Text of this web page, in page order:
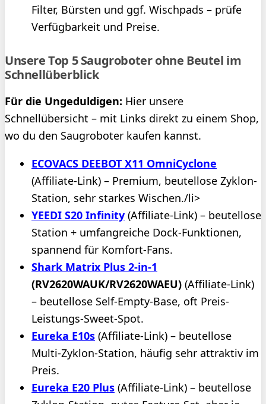
Filter, Bürsten und ggf. Wischpads – prüfe
Verfügbarkeit und Preise.
Unsere Top 5 Saugroboter ohne Beutel im
Schnellüberblick
Für die Ungeduldigen: Hier unsere
Schnellübersicht – mit Links direkt zu einem Shop,
wo du den Saugroboter kaufen kannst.
ECOVACS DEEBOT X11 OmniCyclone
(Affiliate-Link) – Premium, beutellose Zyklon-
Station, sehr starkes Wischen./li>
YEEDI S20 Infinity (Affiliate-Link) – beutellose
Station + umfangreiche Dock-Funktionen,
spannend für Komfort-Fans.
Shark Matrix Plus 2-in-1
(RV2620WAUK/RV2620WAEU) (Affiliate-Link)
– beutellose Self-Empty-Base, oft Preis-
Leistungs-Sweet-Spot.
Eureka E10s (Affiliate-Link) – beutellose
Multi-Zyklon-Station, häufig sehr attraktiv im
Preis.
Eureka E20 Plus (Affiliate-Link) – beutellose